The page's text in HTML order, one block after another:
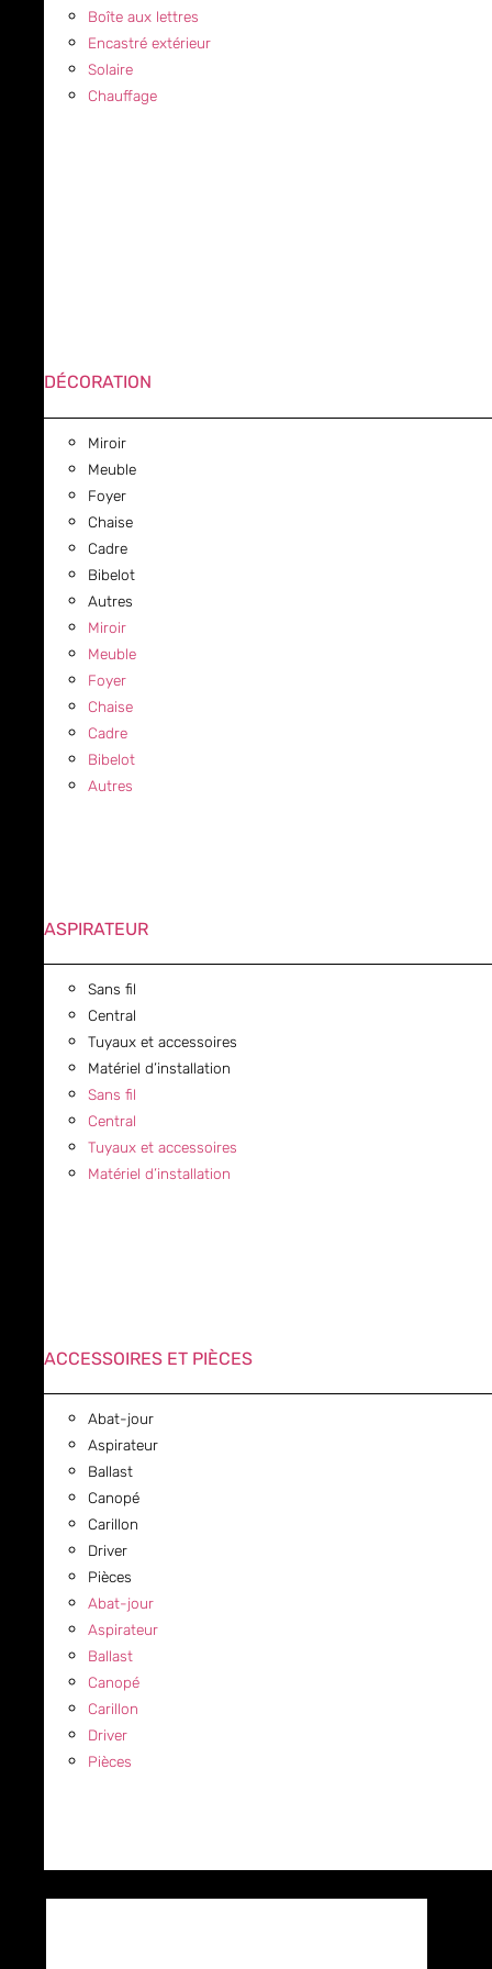
Boîte aux lettres
Encastré extérieur
Solaire
Chauffage
DÉCORATION
Miroir
Meuble
Foyer
Chaise
Cadre
Bibelot
Autres
Miroir
Meuble
Foyer
Chaise
Cadre
Bibelot
Autres
ASPIRATEUR
Sans fil
Central
Tuyaux et accessoires
Matériel d’installation
Sans fil
Central
Tuyaux et accessoires
Matériel d’installation
ACCESSOIRES ET PIÈCES
Abat-jour
Aspirateur
Ballast
Canopé
Carillon
Driver
Pièces
Abat-jour
Aspirateur
Ballast
Canopé
Carillon
Driver
Pièces